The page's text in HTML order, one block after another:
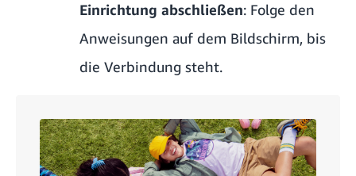
Einrichtung abschließen: Folge den
Anweisungen auf dem Bildschirm, bis
die Verbindung steht.